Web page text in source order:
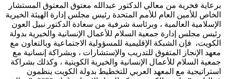
برعاية فخرية من معالي الدكتور عبدالله معتوق المعتوق المستشار
الخاص للأمين العام للأمم المتحدة رئيس مجلس إدارة الهيئة الخيرية
الإسلامية العالمية ، وبرئاسة شرفية من سعادة الدكتور نبيل العون
رئيس مجلس إدارة جمعية السلام للأعمال الإنسانية والخيرية بدولة
الكويت، فإن الشبكة الإقليمية للمسؤولية الاجتماعية وبالتعاون مع
معهد الإنجاز المتفوق للتدريب والإستشارات ، وبشراكة إنسانية مع
جمعية السلام للأعمال الإنسانية والخيرية الكويتية ، وكذلك بشراكة
استراتيجية مع المعهد العربي للتخطيط بدولة الكويت ينظمون